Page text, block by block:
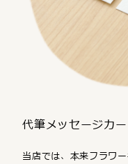
代筆メッセージカ
当店では、本来フラワ